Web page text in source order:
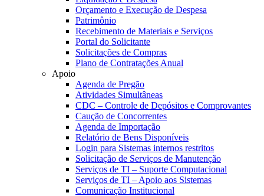
Orçamento e Execução de Despesa
Patrimônio
Recebimento de Materiais e Serviços
Portal do Solicitante
Solicitações de Compras
Plano de Contratações Anual
Apoio
Agenda de Pregão
Atividades Simultâneas
CDC – Controle de Depósitos e Comprovantes
Caução de Concorrentes
Agenda de Importação
Relatório de Bens Disponíveis
Login para Sistemas internos restritos
Solicitação de Serviços de Manutenção
Serviços de TI – Suporte Computacional
Serviços de TI – Apoio aos Sistemas
Comunicação Institucional